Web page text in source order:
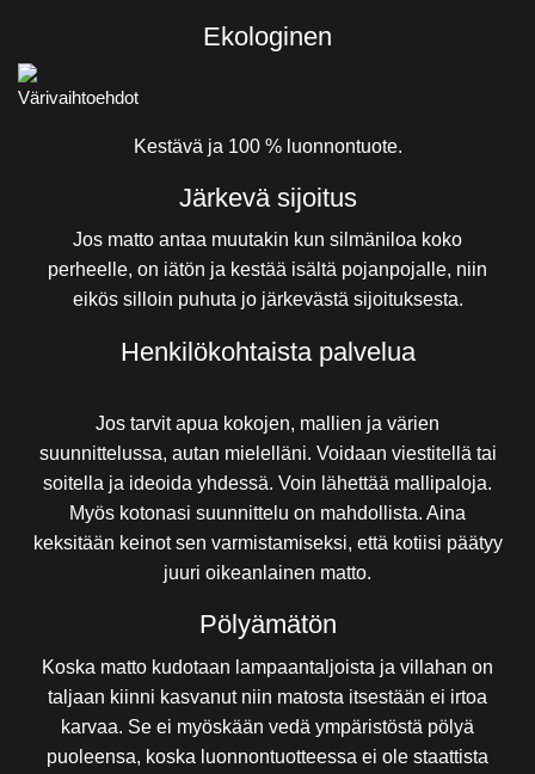
Ekologinen
Kestävä ja 100 % luonnontuote.
Järkevä sijoitus
Jos matto antaa muutakin kun silmäniloa koko
perheelle, on iätön ja kestää isältä pojanpojalle, niin
eikös silloin puhuta jo järkevästä sijoituksesta.
Henkilökohtaista palvelua
Jos tarvit apua kokojen, mallien ja värien
suunnittelussa, autan mielelläni. Voidaan viestitellä tai
soitella ja ideoida yhdessä. Voin lähettää mallipaloja.
Myös kotonasi suunnittelu on mahdollista. Aina
keksitään keinot sen varmistamiseksi, että kotiisi päätyy
juuri oikeanlainen matto.
Pölyämätön
Koska matto kudotaan lampaantaljoista ja villahan on
taljaan kiinni kasvanut niin matosta itsestään ei irtoa
karvaa. Se ei myöskään vedä ympäristöstä pölyä
puoleensa, koska luonnontuotteessa ei ole staattista